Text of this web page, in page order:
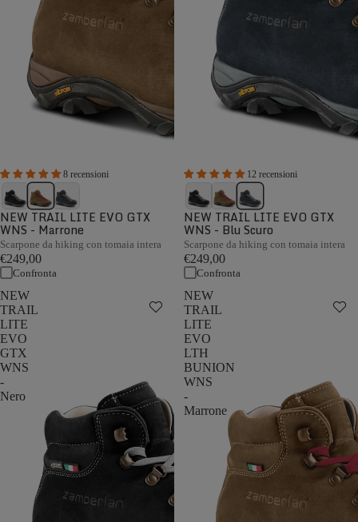
8 recensioni
NEW TRAIL LITE EVO GTX
WNS - Marrone
Scarpone da hiking con tomaia intera
€249,00
Confronta
12 recensioni
NEW TRAIL LITE EVO GTX
WNS - Blu Scuro
Scarpone da hiking con tomaia intera
€249,00
Confronta
NEW
TRAIL
LITE
EVO
GTX
WNS
-
Nero
NEW
TRAIL
LITE
EVO
LTH
BUNION
WNS
-
Marrone